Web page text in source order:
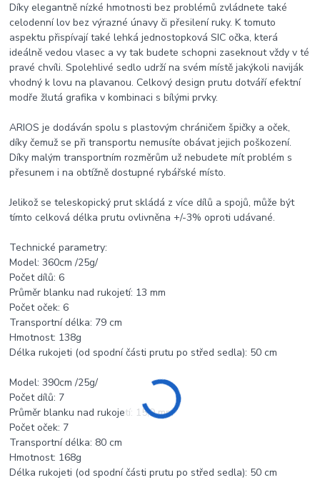
Díky elegantně nízké hmotnosti bez problémů zvládnete také
celodenní lov bez výrazné únavy či přesilení ruky. K tomuto
aspektu přispívají také lehká jednostopková SIC očka, která
ideálně vedou vlasec a vy tak budete schopni zaseknout vždy v té
pravé chvíli. Spolehlivé sedlo udrží na svém místě jakýkoli naviják
vhodný k lovu na plavanou. Celkový design prutu dotváří efektní
modře žlutá grafika v kombinaci s bílými prvky.
ARIOS je dodáván spolu s plastovým chráničem špičky a oček,
díky čemuž se při transportu nemusíte obávat jejich poškození.
Díky malým transportním rozměrům už nebudete mít problém s
přesunem i na obtížně dostupné rybářské místo.
Jelikož se teleskopický prut skládá z více dílů a spojů, může být
tímto celková délka prutu ovlivněna +/-3% oproti udávané.
Technické parametry:
Model: 360cm /25g/
Počet dílů: 6
Průměr blanku nad rukojetí: 13 mm
Počet oček: 6
Transportní délka: 79 cm
Hmotnost: 138g
Délka rukojeti (od spodní části prutu po střed sedla): 50 cm
Model: 390cm /25g/
Počet dílů: 7
Průměr blanku nad rukojetí: 15,9 mm
Počet oček: 7
Transportní délka: 80 cm
Hmotnost: 168g
Délka rukojeti (od spodní části prutu po střed sedla): 50 cm